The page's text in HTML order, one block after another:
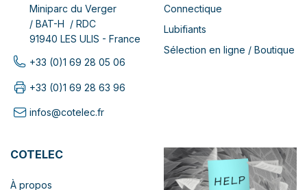
Miniparc du Verger
/ BAT-H / RDC
91940 LES ULIS - France
+33 (0)1 69 28 05 06
+33 (0)1 69 28 63 96
infos@cotelec.fr
Connectique
Lubifiants
Sélection en ligne / Boutique
COTELEC
À propos